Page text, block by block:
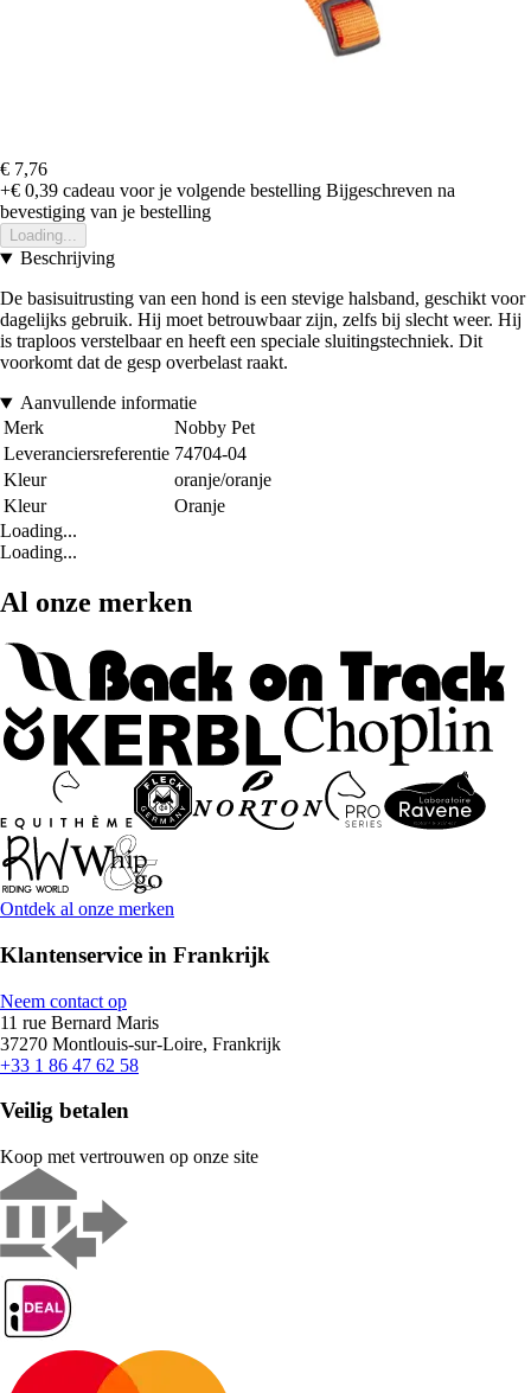
€ 7,76
+€ 0,39 cadeau voor je volgende bestelling Bijgeschreven na
bevestiging van je bestelling
Loading...
Beschrijving
De basisuitrusting van een hond is een stevige halsband, geschikt voor
dagelijks gebruik. Hij moet betrouwbaar zijn, zelfs bij slecht weer. Hij
is traploos verstelbaar en heeft een speciale sluitingstechniek. Dit
voorkomt dat de gesp overbelast raakt.
Aanvullende informatie
Merk
Nobby Pet
Leveranciersreferentie 74704-04
Kleur
oranje/oranje
Kleur
Oranje
Loading...
Loading...
Al onze merken
Ontdek al onze merken
Klantenservice in Frankrijk
Neem contact op
11 rue Bernard Maris
37270 Montlouis-sur-Loire, Frankrijk
+33 1 86 47 62 58
Veilig betalen
Koop met vertrouwen op onze site